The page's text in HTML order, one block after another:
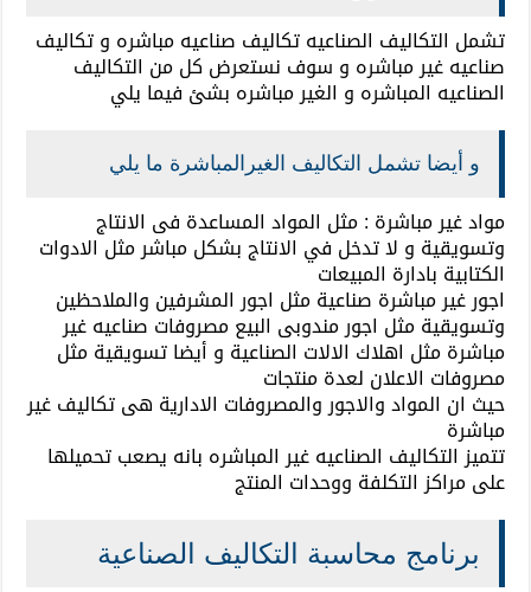
تشمل التكاليف الصناعيه تكاليف صناعيه مباشره و تكاليف
صناعيه غير مباشره و سوف نستعرض كل من التكاليف
الصناعيه المباشره و الغير مباشره بشئ فيما يلي
و أيضا تشمل التكاليف الغيرالمباشرة ما يلي
مواد غير مباشرة : مثل المواد المساعدة فى الانتاج
وتسويقية و لا تدخل في الانتاج بشكل مباشر مثل الادوات
الكتابية بادارة المبيعات
اجور غير مباشرة صناعية مثل اجور المشرفين والملاحظين
وتسويقية مثل اجور مندوبى البيع مصروفات صناعيه غير
مباشرة مثل اهلاك الالات الصناعية و أيضا تسويقية مثل
مصروفات الاعلان لعدة منتجات
حيث ان المواد والاجور والمصروفات الادارية هى تكاليف غير
مباشرة
تتميز التكاليف الصناعيه غير المباشره بانه يصعب تحميلها
على مراكز التكلفة ووحدات المنتج
برنامج محاسبة التكاليف الصناعية